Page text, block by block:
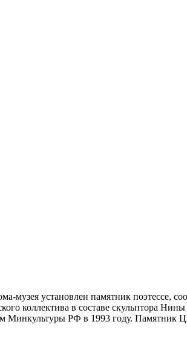
музея установлен памятник поэтессе,
коллектива в составе скульптора
РФ в 1993 году. Памятник